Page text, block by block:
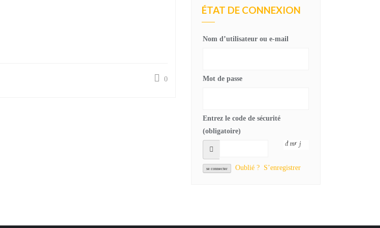
0
ÉTAT DE CONNEXION
Nom d’utilisateur ou e-mail
Mot de passe
Entrez le code de sécurité
(obligatoire)
Oublié ? S’enregistrer